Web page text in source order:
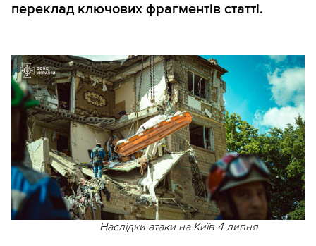
переклад ключових фрагментів статті.
Наслідки атаки на Київ 4 липня